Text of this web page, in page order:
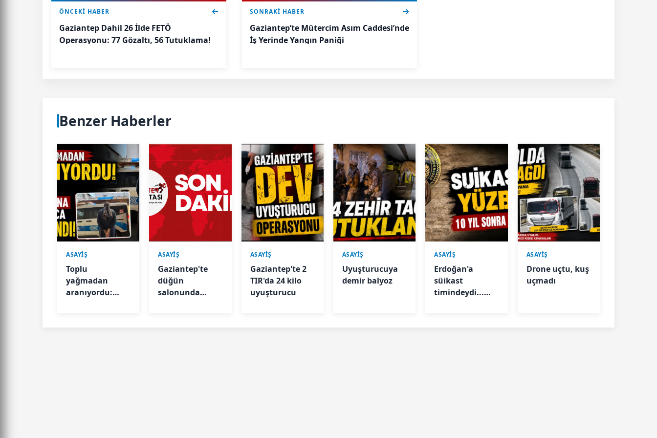
ÖNCEKI HABER
Gaziantep Dahil 26 İlde FETÖ
Operasyonu: 77 Gözaltı, 56 Tutuklama!
SONRAKI HABER
Gaziantep’te Mütercim Asım Caddesi’nde
İş Yerinde Yangın Paniği
Benzer Haberler
ASAYİŞ
Toplu
yağmadan
aranıyordu:
ASAYİŞ
Gaziantep'te
düğün
salonunda
ASAYİŞ
Gaziantep'te 2
TIR'da 24 kilo
uyuşturucu
ASAYİŞ
Uyuşturucuya
demir balyoz
ASAYİŞ
Erdoğan'a
süikast
timindeydi...
ASAYİŞ
Drone uçtu, kuş
uçmadı